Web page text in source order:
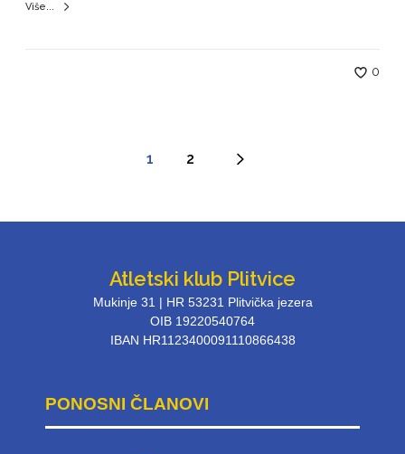
Više...
0
1 2
Atletski klub Plitvice
Mukinje 31 | HR 53231 Plitvička jezera
OIB 19220540764
IBAN HR1123400091110866438
PONOSNI ČLANOVI